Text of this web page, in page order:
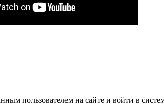
пользователем на сайте и войти в